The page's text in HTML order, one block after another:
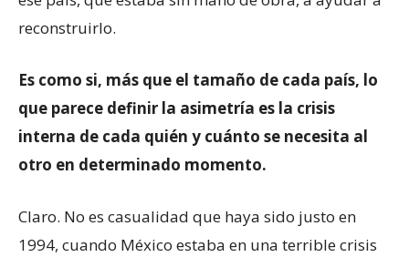
reconstruirlo.
Es como si, más que el tamaño de cada país, lo
que parece definir la asimetría es la crisis
interna de cada quién y cuánto se necesita al
otro en determinado momento.
Claro. No es casualidad que haya sido justo en
1994, cuando México estaba en una terrible crisis